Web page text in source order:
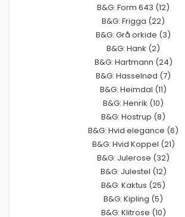
B&G: Form 643 (12)
B&G: Frigga (22)
B&G: Grå orkide (3)
B&G: Hank (2)
B&G: Hartmann (24)
B&G: Hasselnød (7)
B&G: Heimdal (11)
B&G: Henrik (10)
B&G: Hostrup (8)
B&G: Hvid elegance (6)
B&G: Hvid Koppel (21)
B&G: Julerose (32)
B&G: Julestel (12)
B&G: Kaktus (25)
B&G: Kipling (5)
B&G: Klitrose (10)